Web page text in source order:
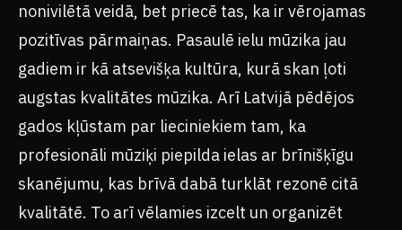
nonivilētā veidā, bet priecē tas, ka ir vērojamas
pozitīvas pārmaiņas. Pasaulē ielu mūzika jau
gadiem ir kā atsevišķa kultūra, kurā skan ļoti
augstas kvalitātes mūzika. Arī Latvijā pēdējos
gados kļūstam par lieciniekiem tam, ka
profesionāli mūziķi piepilda ielas ar brīnišķīgu
skanējumu, kas brīvā dabā turklāt rezonē citā
kvalitātē. To arī vēlamies izcelt un organizēt